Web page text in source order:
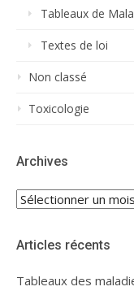
Tableaux de
Textes de loi
Non classé
Toxicologie
Archives
Archives
Articles récents
Tableaux des